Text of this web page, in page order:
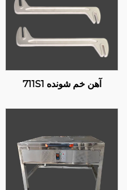
آهن خم شونده 711S1